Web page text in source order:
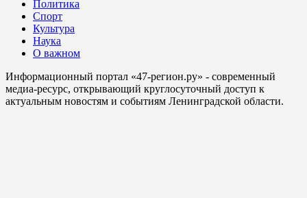
Политика
Спорт
Культура
Наука
О важном
Информационный портал «47-регион.ру» - современный
медиа-ресурс, открывающий круглосуточный доступ к
актуальным новостям и событиям Ленинградской области.